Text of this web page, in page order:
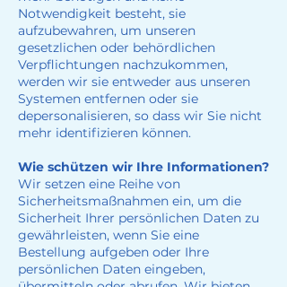
Notwendigkeit besteht, sie
aufzubewahren, um unseren
gesetzlichen oder behördlichen
Verpflichtungen nachzukommen,
werden wir sie entweder aus unseren
Systemen entfernen oder sie
depersonalisieren, so dass wir Sie nicht
mehr identifizieren können.
Wie schützen wir Ihre Informationen?
Wir setzen eine Reihe von
Sicherheitsmaßnahmen ein, um die
Sicherheit Ihrer persönlichen Daten zu
gewährleisten, wenn Sie eine
Bestellung aufgeben oder Ihre
persönlichen Daten eingeben,